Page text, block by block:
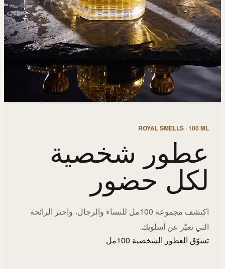
ROYAL SMELLS · 100 ML
عطور شخصية
لكل حضور
اكتشف مجموعة 100مل للنساء والرجال، واختر الرائحة
التي تعبّر عن أسلوبك.
تسوّق العطور الشخصية 100مل